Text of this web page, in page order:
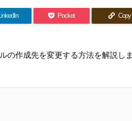
Pocket Copy
作成先を変更する方法を解説しま